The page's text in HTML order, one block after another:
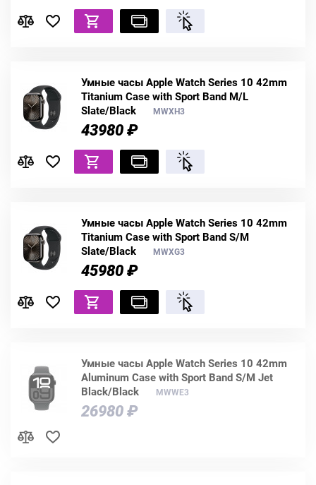
Умные часы Apple Watch Series 10 42mm
Titanium Case with Sport Band M/L
Slate/Black
MWXH3
43980 ₽
Умные часы Apple Watch Series 10 42mm
Titanium Case with Sport Band S/M
Slate/Black
MWXG3
45980 ₽
Умные часы Apple Watch Series 10 42mm
Aluminum Case with Sport Band S/M Jet
Black/Black
MWWE3
26980 ₽